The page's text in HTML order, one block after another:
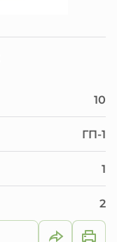
10
ГП-1
1
2